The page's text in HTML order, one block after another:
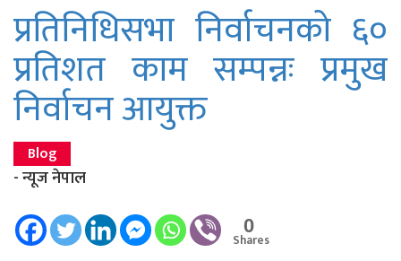
प्रतिनिधिसभा निर्वाचनको ६०
प्रतिशत काम सम्पन्नः प्रमुख
निर्वाचन आयुक्त
Blog
- न्यूज नेपाल
0
Shares